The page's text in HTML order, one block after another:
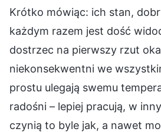
Krótko mówiąc: ich stan,
każdym razem jest dość
dostrzec na pierwszy rzut
niekonsekwentni we
prostu ulegają swemu
radośni – lepiej pracują, w
czynią to byle jak, a nawet